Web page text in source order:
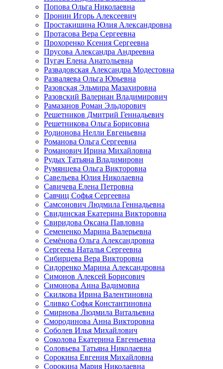
Попова Ольга Николаевна
Пронин Игорь Алексеевич
Простакишина Юлия Александровна
Протасова Вера Сергеевна
Прохоренко Ксения Сергеевна
Прусова Александра Андреевна
Пугач Елена Анатольевна
Развадовская Александра Модестовна
Разваляева Ольга Юрьевна
Разовская Эльмира Мазахировна
Разовский Валериан Владимирович
Рамазанов Роман Эльдорович
Решетников Дмитрий Геннадьевич
Решетникова Ольга Борисовна
Родионова Нелли Евгеньевна
Романова Ольга Сергеевна
Романович Ирина Михайловна
Рудых Татьяна Владимировн
Румянцева Ольга Викторовна
Савельева Юлия Николаевна
Савичева Елена Петровна
Савчиц Софья Сергеевна
Самсонович Людмила Геннадьевна
Свидинская Екатерина Викторовна
Свиридова Оксана Павловна
Семененко Марина Валерьевна
Семёнова Ольга Александровна
Сергеева Наталья Сергеевна
Сибирцева Вера Викторовна
Сидоренко Марина Александровна
Симонов Алексей Борисович
Симонова Анна Вадимовна
Скилкова Ирина Валентиновна
Сливко Софья Константиновна
Смирнова Людмила Витальевна
Смородинова Анна Викторовна
Соболев Илья Михайлович
Соколова Екатерина Евгеньевна
Соловьева Татьяна Николаевна
Сорокина Евгения Михайловна
Сорокина Мария Николаевна